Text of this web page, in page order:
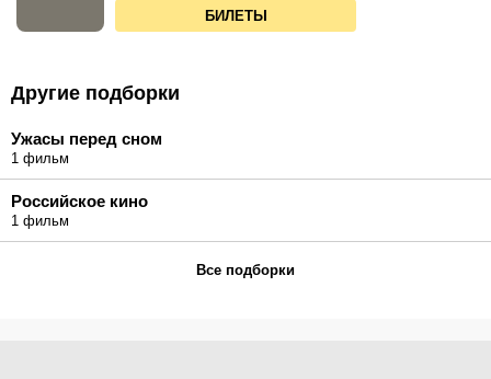
БИЛЕТЫ
Другие подборки
Ужасы перед сном
1 фильм
Российское кино
1 фильм
Все подборки